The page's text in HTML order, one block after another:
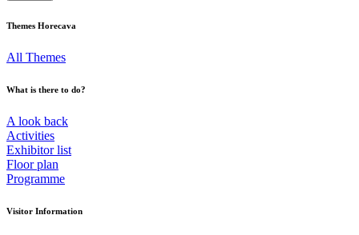
Themes Horecava
All Themes
What is there to do?
A look back
Activities
Exhibitor list
Floor plan
Programme
Visitor Information